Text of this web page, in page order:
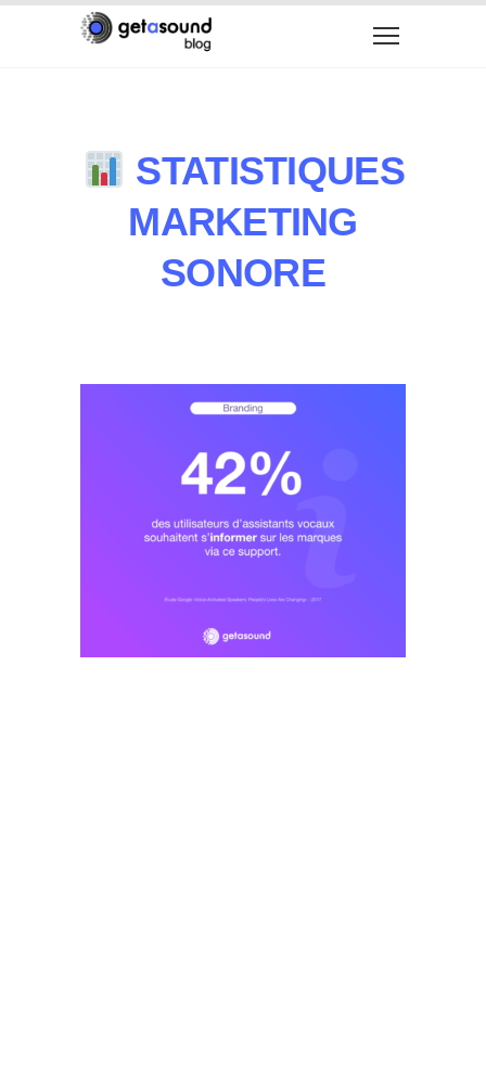
STATISTIQUES
MARKETING
SONORE